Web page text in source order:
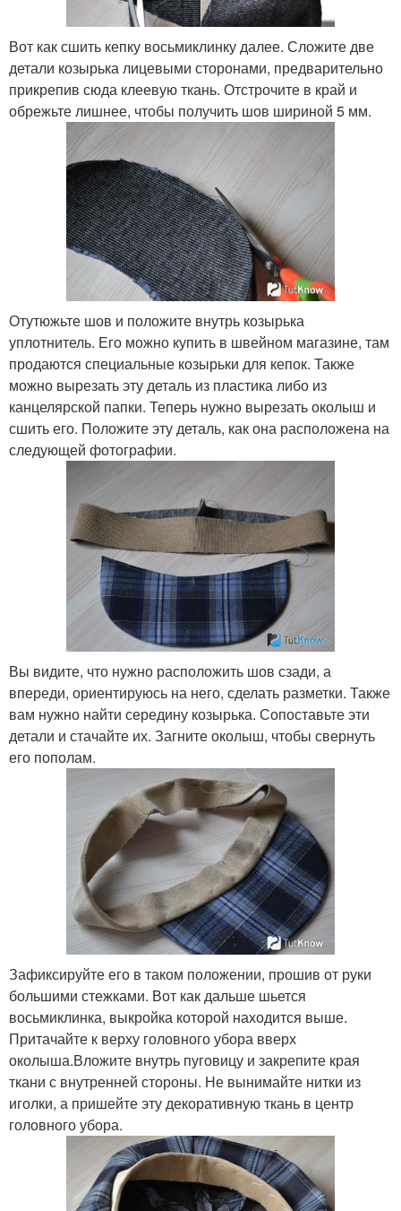
Вот как сшить кепку восьмиклинку далее. Сложите две
детали козырька лицевыми сторонами, предварительно
прикрепив сюда клеевую ткань. Отстрочите в край и
обрежьте лишнее, чтобы получить шов шириной 5 мм.
Отутюжьте шов и положите внутрь козырька
уплотнитель. Его можно купить в швейном магазине, там
продаются специальные козырьки для кепок. Также
можно вырезать эту деталь из пластика либо из
канцелярской папки. Теперь нужно вырезать околыш и
сшить его. Положите эту деталь, как она расположена на
следующей фотографии.
Вы видите, что нужно расположить шов сзади, а
впереди, ориентируюсь на него, сделать разметки. Также
вам нужно найти середину козырька. Сопоставьте эти
детали и стачайте их. Загните околыш, чтобы свернуть
его пополам.
Зафиксируйте его в таком положении, прошив от руки
большими стежками. Вот как дальше шьется
восьмиклинка, выкройка которой находится выше.
Притачайте к верху головного убора вверх
околыша.Вложите внутрь пуговицу и закрепите края
ткани с внутренней стороны. Не вынимайте нитки из
иголки, а пришейте эту декоративную ткань в центр
головного убора.